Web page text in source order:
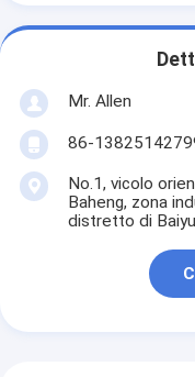
Mr. Allen
86-
No.1, vicolo
Baheng, zona
distretto di